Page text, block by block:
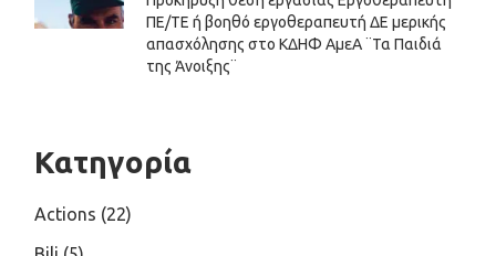
ΠΕ/ΤΕ ή βοηθό εργοθεραπευτή ΔΕ μερικής
απασχόλησης στο ΚΔΗΦ ΑμεΑ ¨Τα Παιδιά
της Άνοιξης¨
Κατηγορία
Actions (22)